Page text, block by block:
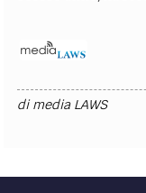
dimedia LAWS